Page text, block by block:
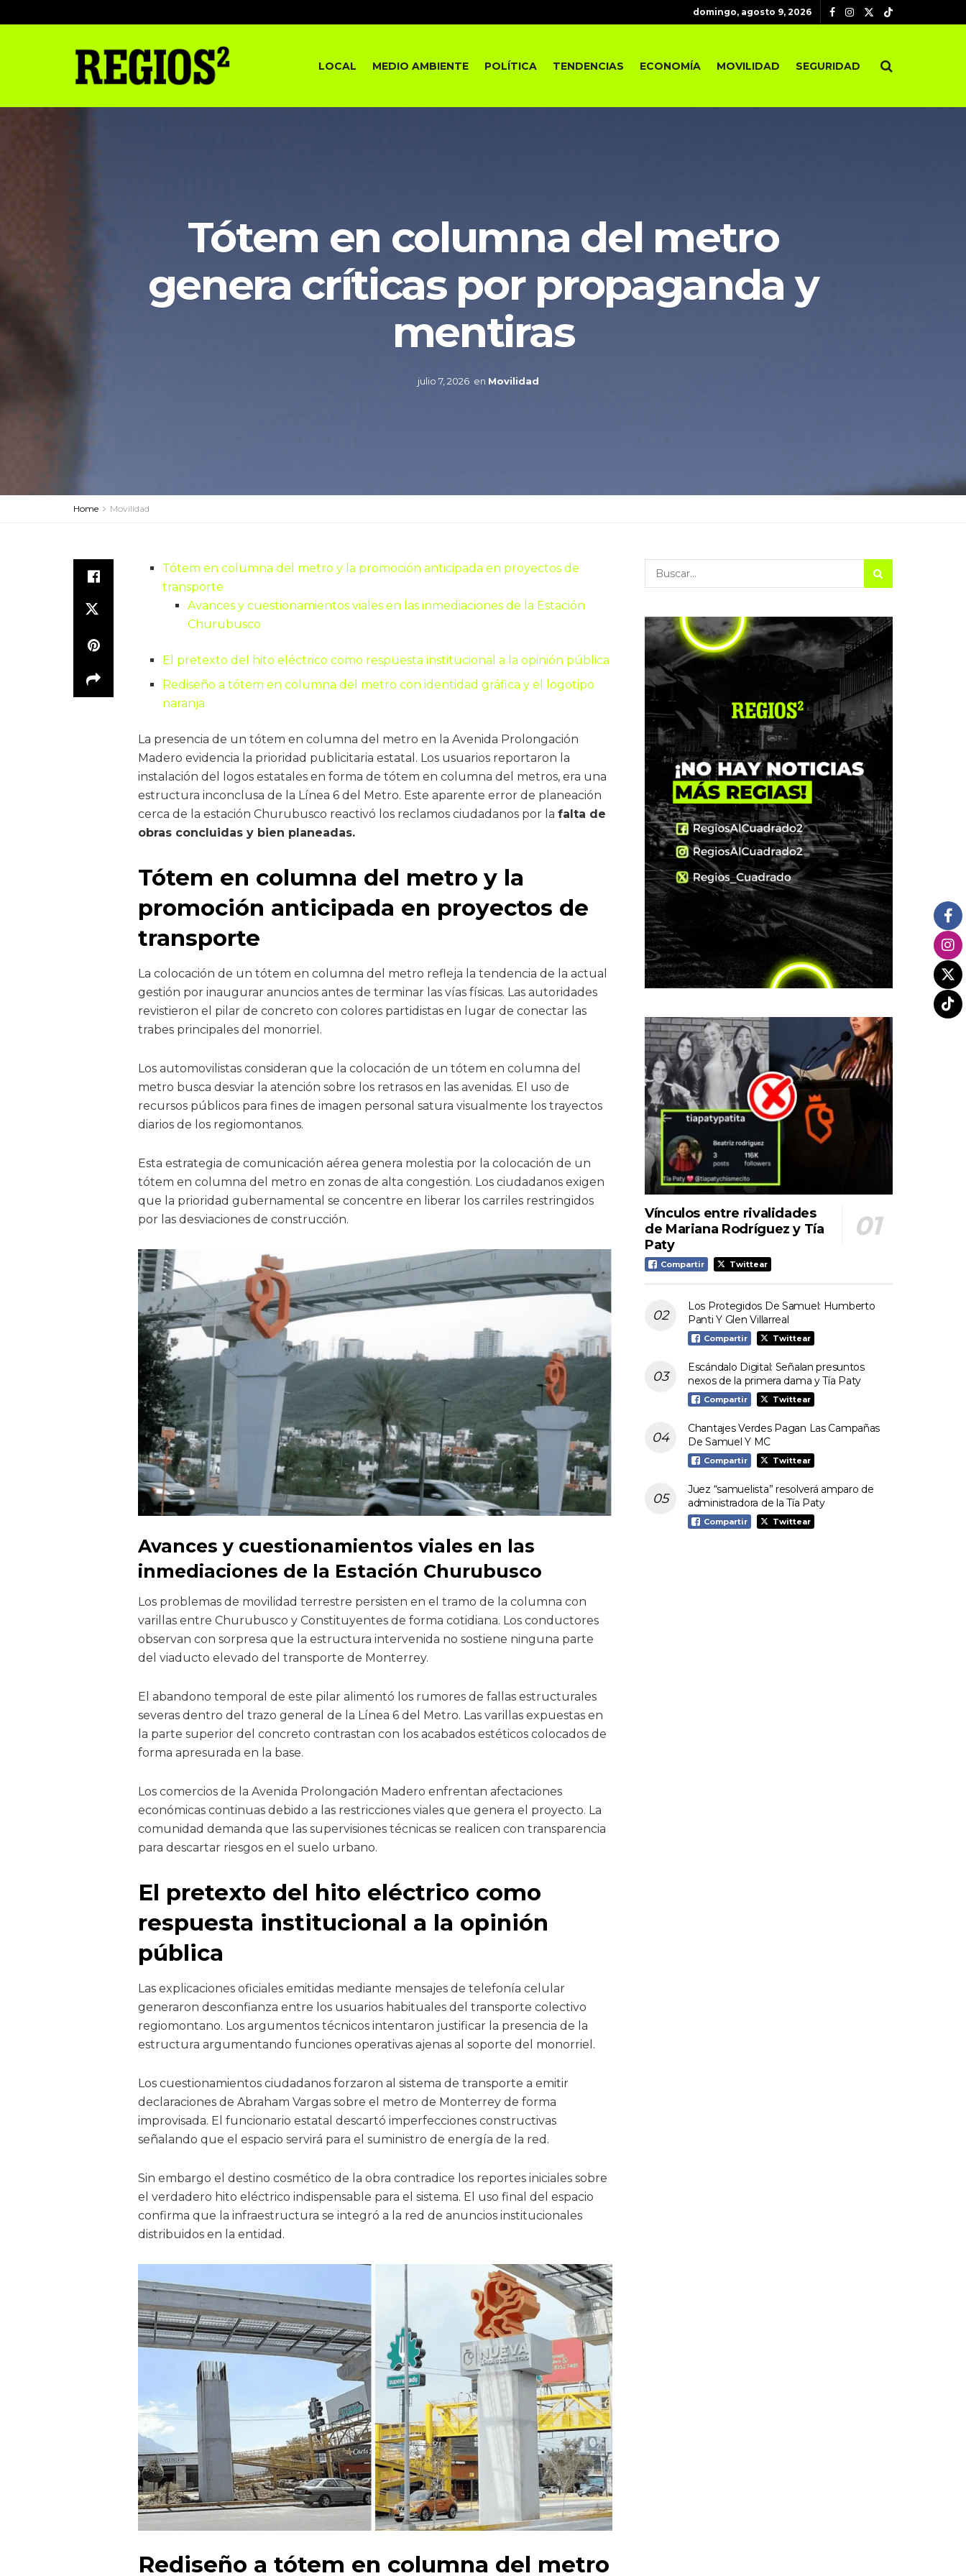
domingo, agosto 9, 2026
LOCAL MEDIO AMBIENTE POLÍTICA TENDENCIAS ECONOMÍA MOVILIDAD SEGURIDAD
Tótem en columna del metro
genera críticas por propaganda y
mentiras
julio 7, 2026 en Movilidad
Home Movilidad
Tótem en columna del metro y la promoción anticipada en proyectos de
transporte
Avances y cuestionamientos viales en las inmediaciones de la Estación
Churubusco
El pretexto del hito eléctrico como respuesta institucional a la opinión pública
Rediseño a tótem en columna del metro con identidad gráfica y el logotipo
naranja
La presencia de un tótem en columna del metro en la Avenida Prolongación
Madero evidencia la prioridad publicitaria estatal. Los usuarios reportaron la
instalación del logos estatales en forma de tótem en columna del metros, era una
estructura inconclusa de la Línea 6 del Metro. Este aparente error de planeación
cerca de la estación Churubusco reactivó los reclamos ciudadanos por la falta de
obras concluidas y bien planeadas.
Tótem en columna del metro y la
promoción anticipada en proyectos de
transporte
La colocación de un tótem en columna del metro refleja la tendencia de la actual
gestión por inaugurar anuncios antes de terminar las vías físicas. Las autoridades
revistieron el pilar de concreto con colores partidistas en lugar de conectar las
trabes principales del monorriel.
Los automovilistas consideran que la colocación de un tótem en columna del
metro busca desviar la atención sobre los retrasos en las avenidas. El uso de
recursos públicos para fines de imagen personal satura visualmente los trayectos
diarios de los regiomontanos.
Esta estrategia de comunicación aérea genera molestia por la colocación de un
tótem en columna del metro en zonas de alta congestión. Los ciudadanos exigen
que la prioridad gubernamental se concentre en liberar los carriles restringidos
por las desviaciones de construcción.
Avances y cuestionamientos viales en las
inmediaciones de la Estación Churubusco
Los problemas de movilidad terrestre persisten en el tramo de la columna con
varillas entre Churubusco y Constituyentes de forma cotidiana. Los conductores
observan con sorpresa que la estructura intervenida no sostiene ninguna parte
del viaducto elevado del transporte de Monterrey.
El abandono temporal de este pilar alimentó los rumores de fallas estructurales
severas dentro del trazo general de la Línea 6 del Metro. Las varillas expuestas en
la parte superior del concreto contrastan con los acabados estéticos colocados de
forma apresurada en la base.
Los comercios de la Avenida Prolongación Madero enfrentan afectaciones
económicas continuas debido a las restricciones viales que genera el proyecto. La
comunidad demanda que las supervisiones técnicas se realicen con transparencia
para descartar riesgos en el suelo urbano.
El pretexto del hito eléctrico como
respuesta institucional a la opinión
pública
Las explicaciones oficiales emitidas mediante mensajes de telefonía celular
generaron desconfianza entre los usuarios habituales del transporte colectivo
regiomontano. Los argumentos técnicos intentaron justificar la presencia de la
estructura argumentando funciones operativas ajenas al soporte del monorriel.
Los cuestionamientos ciudadanos forzaron al sistema de transporte a emitir
declaraciones de Abraham Vargas sobre el metro de Monterrey de forma
improvisada. El funcionario estatal descartó imperfecciones constructivas
señalando que el espacio servirá para el suministro de energía de la red.
Sin embargo el destino cosmético de la obra contradice los reportes iniciales sobre
el verdadero hito eléctrico indispensable para el sistema. El uso final del espacio
confirma que la infraestructura se integró a la red de anuncios institucionales
distribuidos en la entidad.
Rediseño a tótem en columna del metro
Vínculos entre rivalidades
de Mariana Rodríguez y Tía
Paty
Compartir Twittear
Los Protegidos De Samuel: Humberto
Panti Y Glen Villarreal
Compartir Twittear
Escándalo Digital: Señalan presuntos
nexos de la primera dama y Tía Paty
Compartir Twittear
Chantajes Verdes Pagan Las Campañas
De Samuel Y MC
Compartir Twittear
Juez “samuelista” resolverá amparo de
administradora de la Tía Paty
Compartir Twittear